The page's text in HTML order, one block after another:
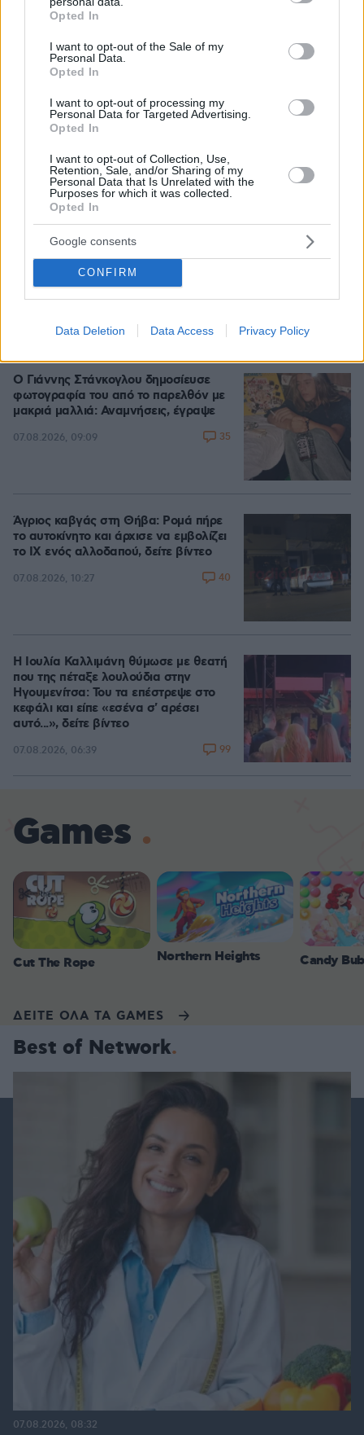
grant or deny consent to Google and its third-party tags to
use your data for below specified purposes in below Google
consent section.
Opted In
I want to opt-out of the Sale of my
Personal Data.
Opted In
I want to opt-out of processing my
Personal Data for Targeted Advertising.
Opted In
I want to opt-out of Collection, Use,
Retention, Sale, and/or Sharing of my
Personal Data that Is Unrelated with the
Purposes for which it was collected.
Opted In
Google consents
CONFIRM
Data Deletion Data Access Privacy Policy
για το φονικό στην Κυψέλη και η
σιωπή στην απολογία
07.08.2026, 07:19 252
Οργή στο Περού για το βίντεο της
σεξουαλικής επίθεσης μαέστρου σε
26χρονη τραγουδίστρια: «Σιγά-σιγά
μπάντα της
07.08.2026, 07:16 74
Προθεσμία για να απολογηθεί την
Τρίτη έλαβε η 46χρονη που
κατηγορείται για την επίθεση στη
Marfin - «Είναι αθώα» λέει ο
συνήγορός της
07.08.2026, 11:41 122
Ο Γιάννης Στάνκογλου δημοσίευσε
φωτογραφία του από το παρελθόν με
μακριά μαλλιά: Αναμνήσεις, έγραψε
07.08.2026, 09:09 35
Άγριος καβγάς στη Θήβα: Ρομά πήρε
το αυτοκίνητο και άρχισε να εμβολίζει
το ΙΧ ενός αλλοδαπού, δείτε βίντεο
07.08.2026, 10:27 40
Η Ιουλία Καλλιμάνη θύμωσε με θεατή
που της πέταξε λουλούδια στην
Ηγουμενίτσα: Του τα επέστρεψε στο
κεφάλι και είπε «εσένα σ' αρέσει
αυτό...», δείτε βίντεο
07.08.2026, 06:39 99
Games
Cut The Rope Northern Heights Candy
ΔΕΙΤΕ ΟΛΑ ΤΑ GAMES
Best of Network
07.08.2026, 08:32